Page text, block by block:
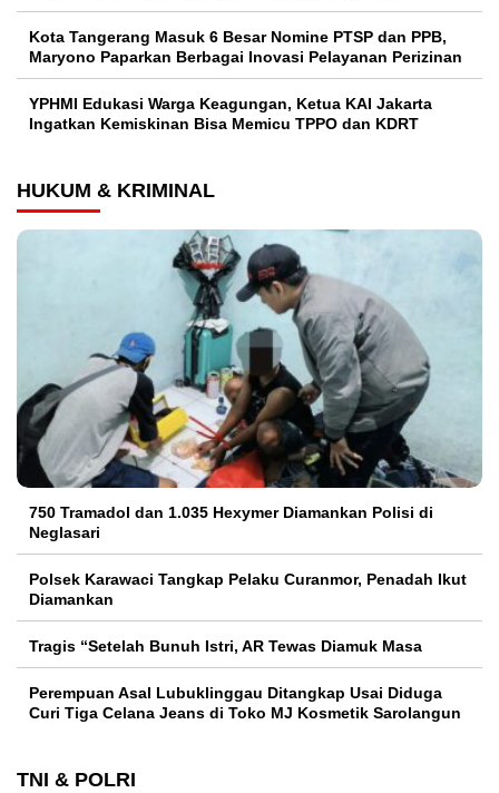
Kota Tangerang Masuk 6 Besar Nomine PTSP dan PPB,
Maryono Paparkan Berbagai Inovasi Pelayanan Perizinan
YPHMI Edukasi Warga Keagungan, Ketua KAI Jakarta
Ingatkan Kemiskinan Bisa Memicu TPPO dan KDRT
HUKUM & KRIMINAL
750 Tramadol dan 1.035 Hexymer Diamankan Polisi di
Neglasari
Polsek Karawaci Tangkap Pelaku Curanmor, Penadah Ikut
Diamankan
Tragis “Setelah Bunuh Istri, AR Tewas Diamuk Masa
Perempuan Asal Lubuklinggau Ditangkap Usai Diduga
Curi Tiga Celana Jeans di Toko MJ Kosmetik Sarolangun
TNI & POLRI